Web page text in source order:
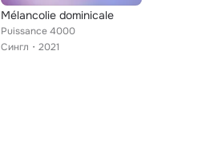
Mélancolie dominicale
Puissance 4000
Сингл
2021